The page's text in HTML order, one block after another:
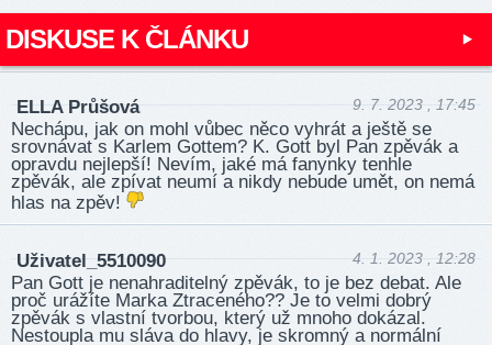
DISKUSE K ČLÁNKU
ELLA Průšová 9. 7. 2023 , 17:45
Nechápu, jak on mohl vůbec něco vyhrát a ještě se
srovnávat s Karlem Gottem? K. Gott byl Pan zpěvák a
opravdu nejlepší! Nevím, jaké má fanynky tenhle
zpěvák, ale zpívat neumí a nikdy nebude umět, on nemá
hlas na zpěv!
Uživatel_5510090 4. 1. 2023 , 12:28
Pan Gott je nenahraditelný zpěvák, to je bez debat. Ale
proč urážíte Marka Ztraceného?? Je to velmi dobrý
zpěvák s vlastní tvorbou, který už mnoho dokázal.
Nestoupla mu sláva do hlavy, je skromný a normální